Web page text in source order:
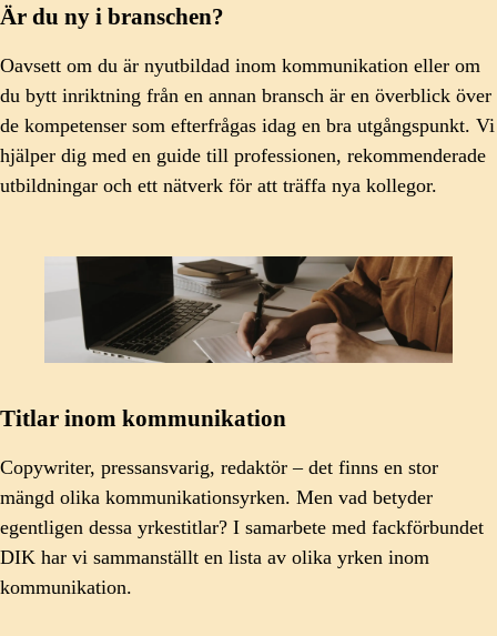
Är du ny i branschen?
Oavsett om du är nyutbildad inom kommunikation eller om
du bytt inriktning från en annan bransch är en överblick över
de kompetenser som efterfrågas idag en bra utgångspunkt. Vi
hjälper dig med en guide till professionen, rekommenderade
utbildningar och ett nätverk för att träffa nya kollegor.
Titlar inom kommunikation
Copywriter, pressansvarig, redaktör – det finns en stor
mängd olika kommunikationsyrken. Men vad betyder
egentligen dessa yrkestitlar? I samarbete med fackförbundet
DIK har vi sammanställt en lista av olika yrken inom
kommunikation.